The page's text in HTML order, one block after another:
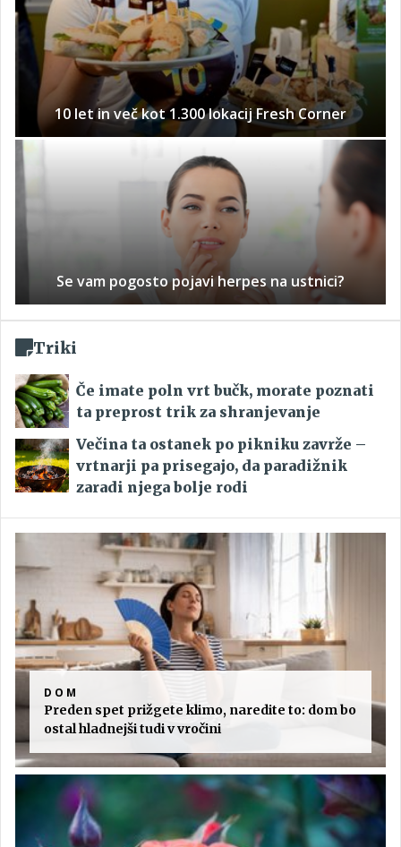
10 let in več kot 1.300 lokacij Fresh Corner
Se vam pogosto pojavi herpes na ustnici?
Triki
Če imate poln vrt bučk, morate poznati
ta preprost trik za shranjevanje
Večina ta ostanek po pikniku zavrže –
vrtnarji pa prisegajo, da paradižnik
zaradi njega bolje rodi
DOM
Preden spet prižgete klimo, naredite to: dom bo
ostal hladnejši tudi v vročini